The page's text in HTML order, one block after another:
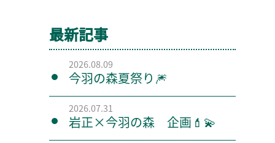
最新記事
2026.08.09
今羽の森夏祭り🎆
2026.07.31
岩正×今羽の森 企画💄💫